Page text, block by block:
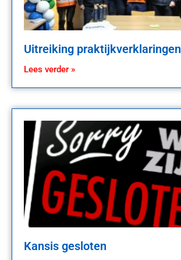
Uitreiking praktijkverklaringen
Lees verder »
Kansis gesloten